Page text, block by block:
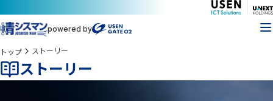
powered by
トップ ストーリー
ストーリー